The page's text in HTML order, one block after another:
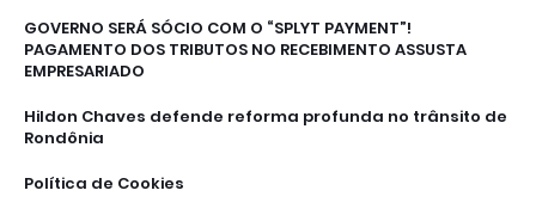
GOVERNO SERÁ SÓCIO COM O “SPLYT PAYMENT”!
PAGAMENTO DOS TRIBUTOS NO RECEBIMENTO ASSUSTA
EMPRESARIADO
Hildon Chaves defende reforma profunda no trânsito de
Rondônia
Política de Cookies